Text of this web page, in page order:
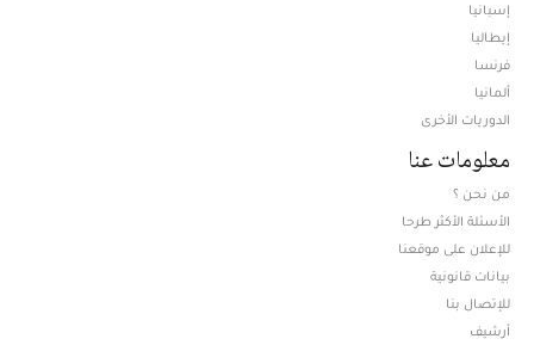
إسبانيا
إيطاليا
فرنسا
ألمانيا
الدوريات الأخرى
معلومات عنا
من نحن ؟
الأسئلة الأكثر طرحا
للإعلان على موقعنا
بيانات قانونية
للإتصال بنا
أرشيف